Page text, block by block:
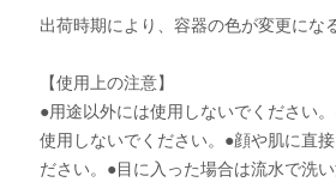
出荷時期により、容器の色が変更にな
【使用上の注意】
●用途以外には使用しないでください
使用しないでください。●顔や肌に直
ださい。●目に入った場合は流水で洗